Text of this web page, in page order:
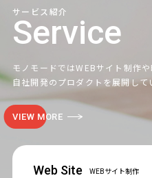
サービス紹介
Service
モノモードではWEBサイト制作
自社開発のプロダクトを展開して
VIEW MORE
Web Site WEBサイト制作